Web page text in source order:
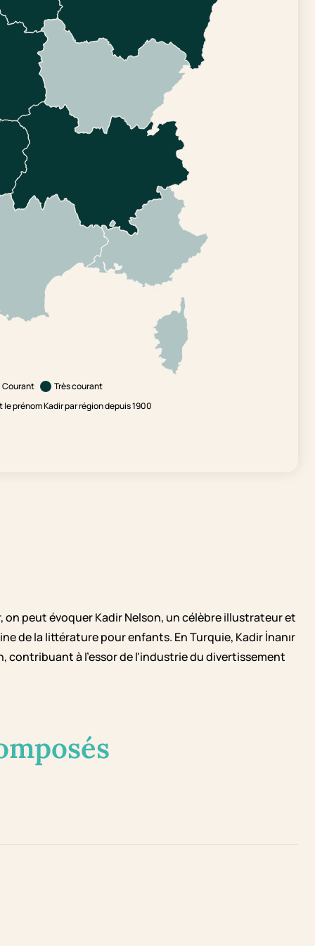
Courant
Très courant
prénom Kadir par région depuis 1900
peut évoquer Kadir Nelson, un célèbre illustrateur et
de la littérature pour enfants. En Turquie, Kadir İnanır
contribuant à l'essor de l'industrie du divertissement